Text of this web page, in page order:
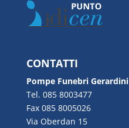
CONTATTI
Pompe Funebri Gerardini
Tel. 085 8003477
Fax 085 8005026
Via Oberdan 15